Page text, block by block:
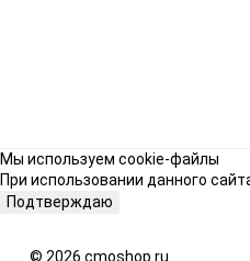
Мы используем cookie-файлы
При использовании данного
Подтверждаю
© 2026 cmoshop.ru